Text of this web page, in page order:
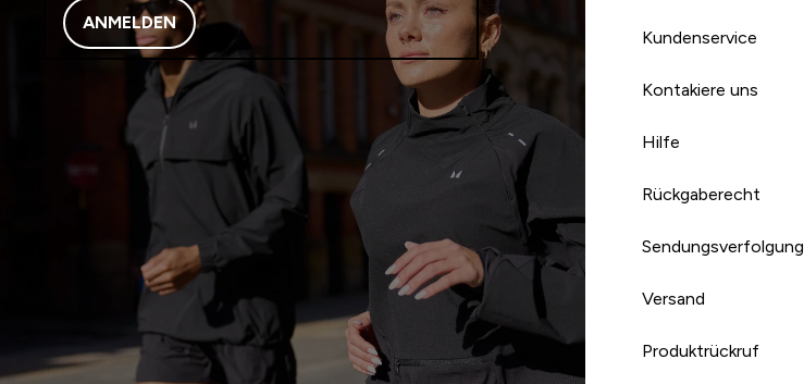
ANMELDEN
Kundenservice
Kontakiere uns
Hilfe
Rückgaberecht
Sendungsverfolgung
Versand
Produktrückruf